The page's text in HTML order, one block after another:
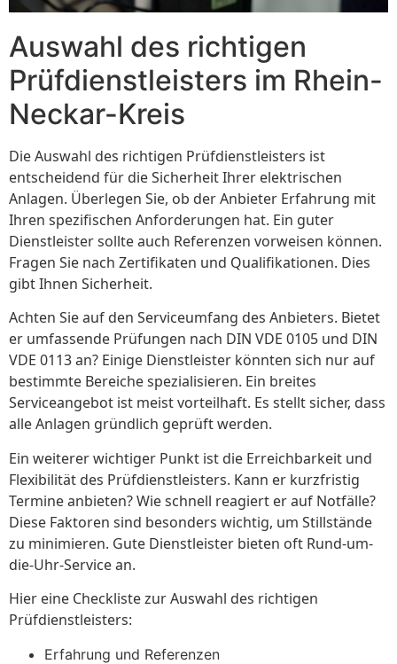
Auswahl des richtigen
Prüfdienstleisters im Rhein-
Neckar-Kreis
Die Auswahl des richtigen Prüfdienstleisters ist
entscheidend für die Sicherheit Ihrer elektrischen
Anlagen. Überlegen Sie, ob der Anbieter Erfahrung mit
Ihren spezifischen Anforderungen hat. Ein guter
Dienstleister sollte auch Referenzen vorweisen können.
Fragen Sie nach Zertifikaten und Qualifikationen. Dies
gibt Ihnen Sicherheit.
Achten Sie auf den Serviceumfang des Anbieters. Bietet
er umfassende Prüfungen nach DIN VDE 0105 und DIN
VDE 0113 an? Einige Dienstleister könnten sich nur auf
bestimmte Bereiche spezialisieren. Ein breites
Serviceangebot ist meist vorteilhaft. Es stellt sicher, dass
alle Anlagen gründlich geprüft werden.
Ein weiterer wichtiger Punkt ist die Erreichbarkeit und
Flexibilität des Prüfdienstleisters. Kann er kurzfristig
Termine anbieten? Wie schnell reagiert er auf Notfälle?
Diese Faktoren sind besonders wichtig, um Stillstände
zu minimieren. Gute Dienstleister bieten oft Rund-um-
die-Uhr-Service an.
Hier eine Checkliste zur Auswahl des richtigen
Prüfdienstleisters:
Erfahrung und Referenzen